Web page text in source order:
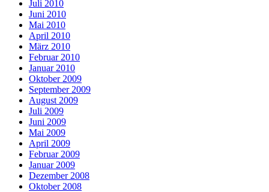
Juli 2010
Juni 2010
Mai 2010
April 2010
März 2010
Februar 2010
Januar 2010
Oktober 2009
September 2009
August 2009
Juli 2009
Juni 2009
Mai 2009
April 2009
Februar 2009
Januar 2009
Dezember 2008
Oktober 2008